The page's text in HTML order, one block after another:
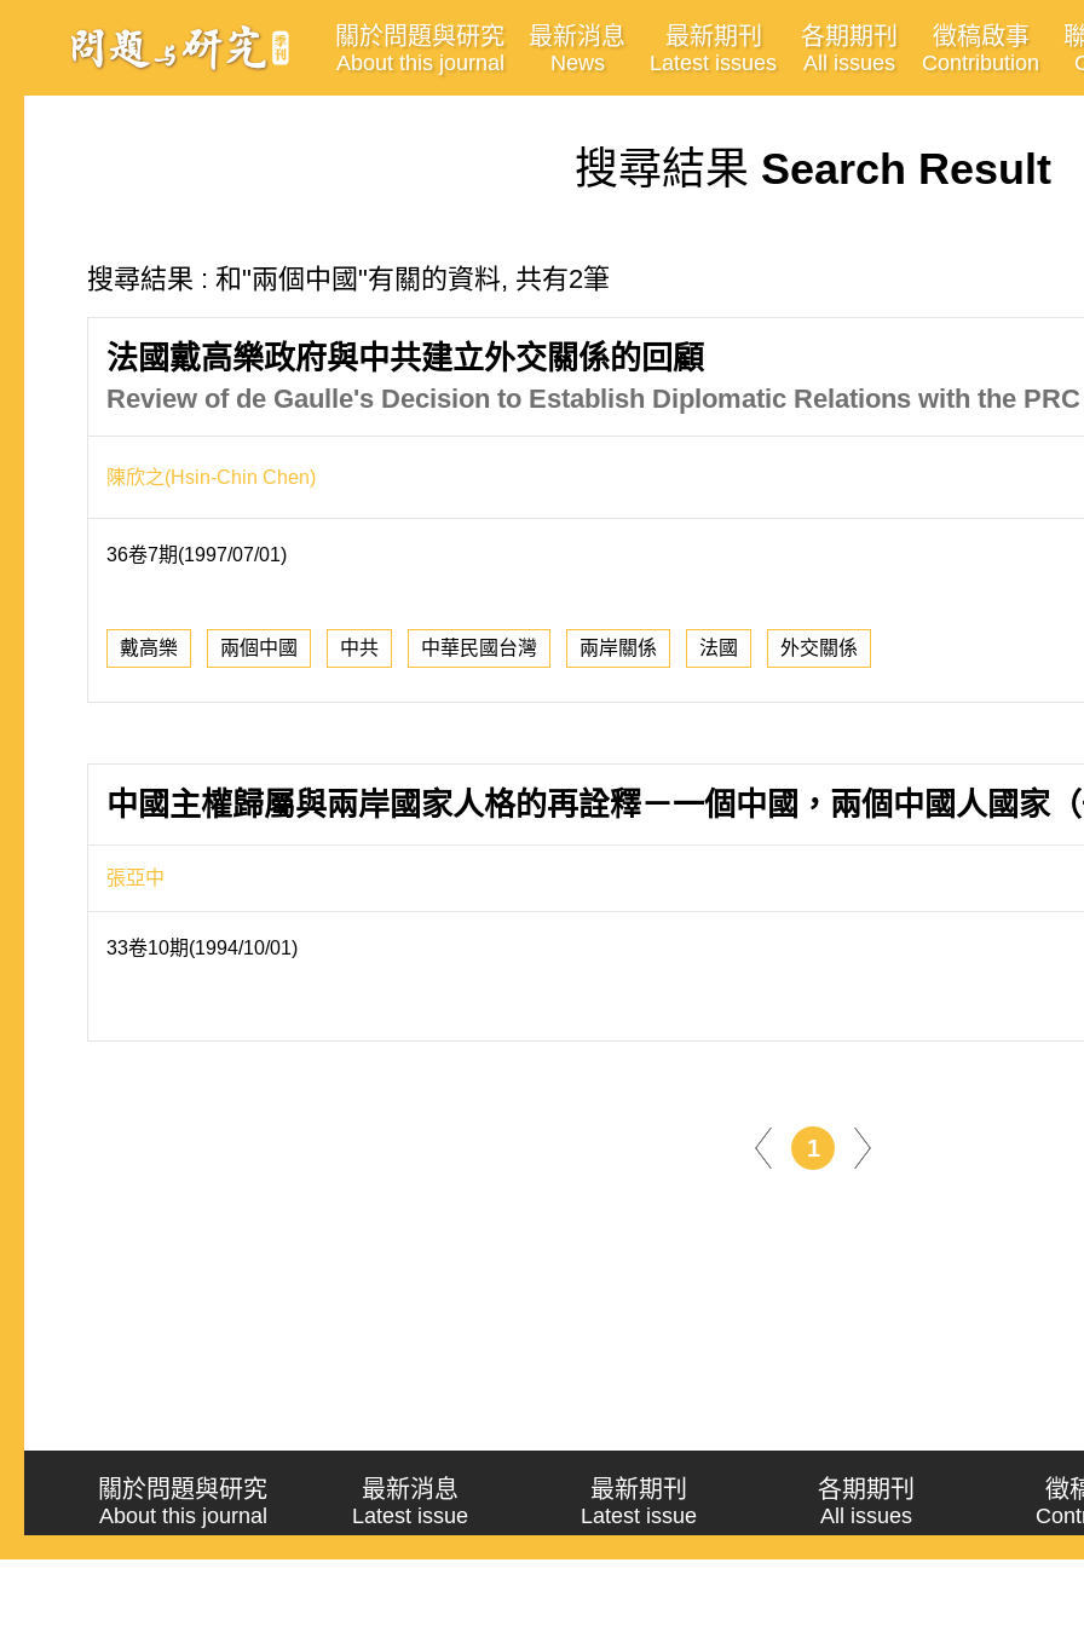
關於問題與研究
About this journal
最新消息
News
最新期刊
Latest issues
各期期刊
All issues
徵稿啟事
Contribution
搜尋結果 Search Result
搜尋結果 : 和"兩個中國"有關的資料, 共有2筆
法國戴高樂政府與中共建立外交關係的回顧
Review of de Gaulle's Decision to Establish Diplomatic Relations with the PRC
陳欣之(Hsin-Chin Chen)
36卷7期(1997/07/01)
戴高樂 兩個中國 中共 中華民國台灣 兩岸關係 法國 外交關係
中國主權歸屬與兩岸國家人格的再詮釋－一個中國，兩個中國人國家（
張亞中
33卷10期(1994/10/01)
1
關於問題與研究
About this journal
最新消息
Latest issue
最新期刊
Latest issue
各期期刊
All issues
徵